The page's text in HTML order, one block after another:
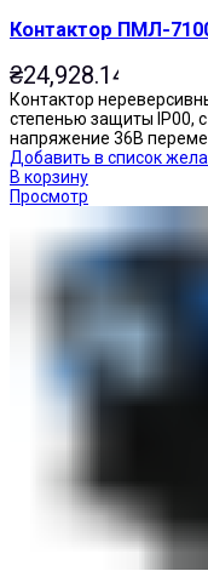
Контактор ПМЛ-
₴24,928.14
Контактор
степенью защиты IP00,
напряжение 36В
Добавить в список
В корзину
Просмотр